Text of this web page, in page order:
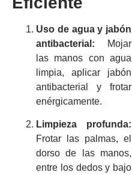
Uso de agua y jabón
antibacterial: Mojar
las manos con agua
limpia, aplicar jabón
antibacterial y frotar
enérgicamente.
Limpieza profunda:
Frotar las palmas, el
dorso de las manos,
entre los dedos y bajo